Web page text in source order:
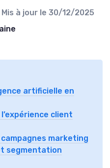
à jour le 30/12/2025
artificielle en
client
marketing
segmentation